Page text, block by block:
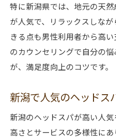
頭皮クレンジング
新潟で受けられる
男性に適した施術
特に新潟県では、地元の天
が人気で、リラックスしな
きる点も男性利用者から高
のカウンセリングで自分の
が、満足度向上のコツです。
新潟で人気のヘッドス
新潟のヘッドスパが高い人
高さとサービスの多様性にあ